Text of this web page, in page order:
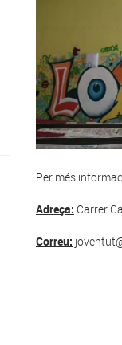
Per més
Adreça: Carrer
Correu: